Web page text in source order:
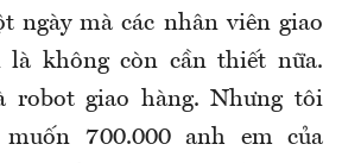
ngày mà các nhân viên giao
là không còn cần thiết nữa.
robot giao hàng. Nhưng tôi
700.000 anh em của